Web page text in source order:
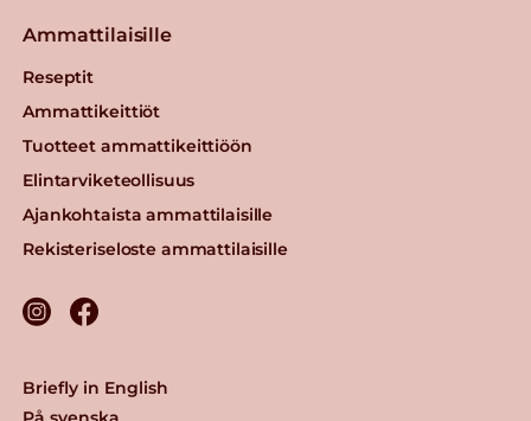
Ammattilaisille
Reseptit
Ammattikeittiöt
Tuotteet ammattikeittiöön
Elintarviketeollisuus
Ajankohtaista ammattilaisille
Rekisteriseloste ammattilaisille
Briefly in English